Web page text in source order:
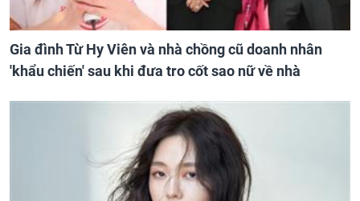
Gia đình Từ Hy Viên và nhà chồng cũ doanh nhân
'khẩu chiến' sau khi đưa tro cốt sao nữ về nhà